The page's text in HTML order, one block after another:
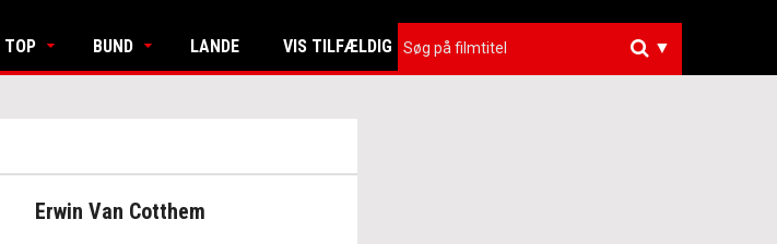
TOP BUND LANDE VIS TILFÆLDIG ▼
Erwin Van Cotthem